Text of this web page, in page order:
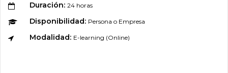
Duración: 24 horas
Disponibilidad: Persona o Empresa
Modalidad: E-learning (Online)